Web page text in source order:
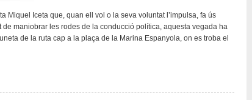
tribulacions
representant
Iceta,
el
Miquel Iceta que, quan ell vol o la seva voluntat l’impulsa, fa ús
de maniobrar les rodes de la conducció política, aquesta vegada ha
de la ruta cap a la plaça de la Marina Espanyola, on es troba el